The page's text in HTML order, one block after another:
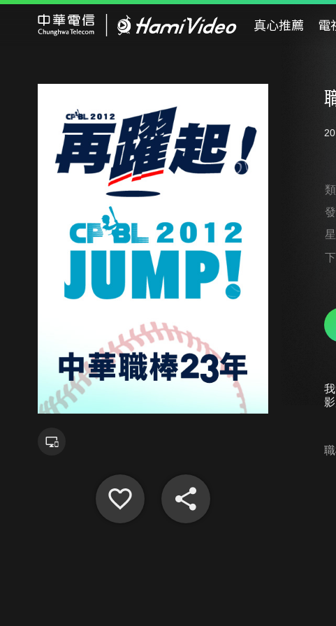
真心推薦 電